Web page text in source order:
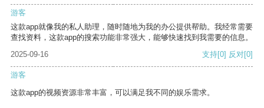
游客
这款app就像我的私人助理，随时随地为我的办公提供帮助。我经常需要
查找资料，这款app的搜索功能非常强大，能够快速找到我需要的信息。
2025-09-16
支持[0] 反对[0]
游客
这款app的视频资源非常丰富，可以满足我不同的娱乐需求。